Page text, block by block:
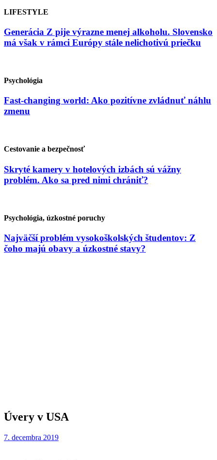
LIFESTYLE
Generácia Z pije výrazne menej alkoholu. Slovensko
má však v rámci Európy stále nelichotivú priečku
Psychológia
Fast-changing world: Ako pozitívne zvládnuť náhlu
zmenu
Cestovanie a bezpečnosť
Skryté kamery v hotelových izbách sú vážny
problém. Ako sa pred nimi chrániť?
Psychológia, úzkostné poruchy
Najväčší problém vysokoškolských študentov: Z
čoho majú obavy a úzkostné stavy?
Úvery v USA
7. decembra 2019